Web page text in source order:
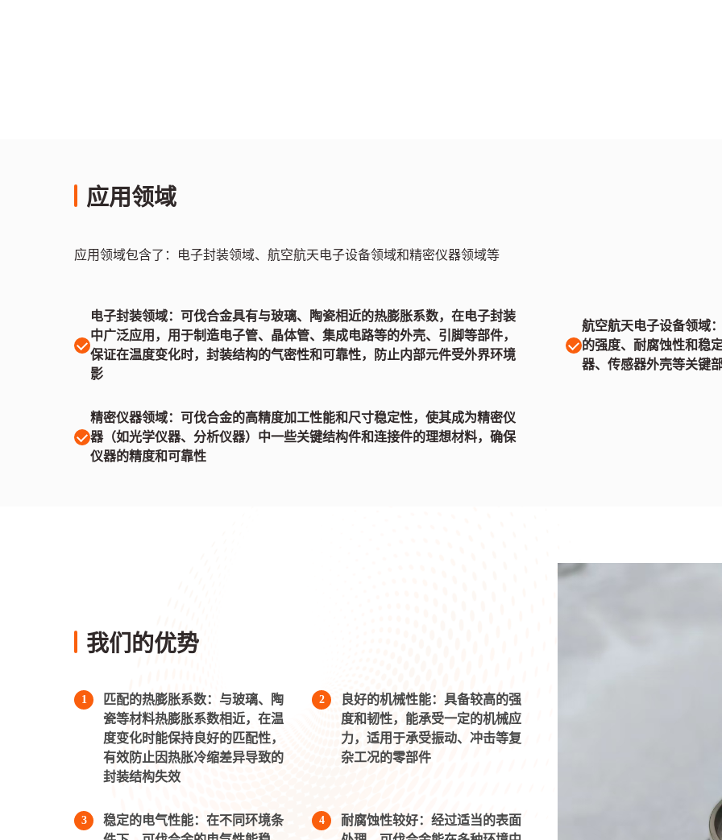
应用领域
应用领域包含了：电子封装领域、航空航天电子设备领域和精密仪器领域等
电子封装领域：可伐合金具有与玻璃、陶瓷相近的热膨胀系数，在电子封装
中广泛应用，用于制造电子管、晶体管、集成电路等的外壳、引脚等部件，
保证在温度变化时，封装结构的气密性和可靠性，防止内部元件受外界环境
影
航空航天电子设备领域
的强度、耐腐蚀性和稳
器、传感器外壳等关键
精密仪器领域：可伐合金的高精度加工性能和尺寸稳定性，使其成为精密仪
器（如光学仪器、分析仪器）中一些关键结构件和连接件的理想材料，确保
仪器的精度和可靠性
我们的优势
1
匹配的热膨胀系数：与玻璃、陶
瓷等材料热膨胀系数相近，在温
度变化时能保持良好的匹配性，
有效防止因热胀冷缩差异导致的
封装结构失效
2
良好的机械性能：具备较高的强
度和韧性，能承受一定的机械应
力，适用于承受振动、冲击等复
杂工况的零部件
3
稳定的电气性能：在不同环境条
4
耐腐蚀性较好：经过适当的表面